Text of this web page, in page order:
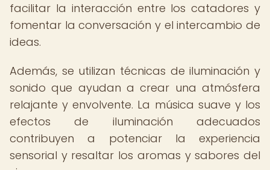
facilitar la interacción entre los catadores y
fomentar la conversación y el intercambio de
ideas.
Además, se utilizan técnicas de iluminación y
sonido que ayudan a crear una atmósfera
relajante y envolvente. La música suave y los
efectos de iluminación adecuados
contribuyen a potenciar la experiencia
sensorial y resaltar los aromas y sabores del